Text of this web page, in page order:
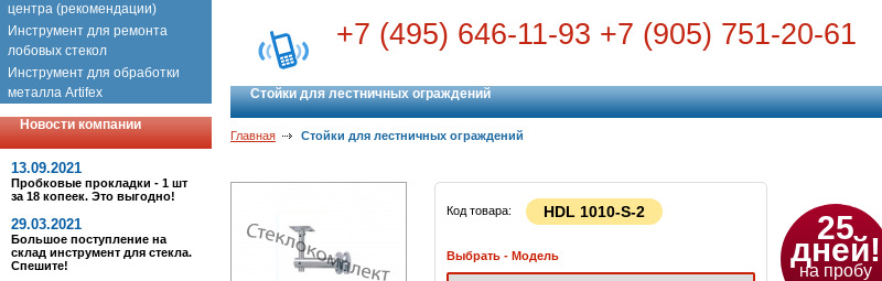
центра (рекомендации)
Инструмент для ремонта
лобовых стекол
Инструмент для обработки
металла Artifex
Новости компании
13.09.2021
Пробковые прокладки - 1 шт
за 18 копеек. Это выгодно!
29.03.2021
Большое поступление на
склад инструмент для стекла.
Спешите!
+7 (495) 646-11-93 +7 (905) 751-20-61
Стойки для лестничных ограждений
Главная Стойки для лестничных ограждений
Код товара: HDL 1010-S-2
Выбрать - Модель
25
дней!
на пробу